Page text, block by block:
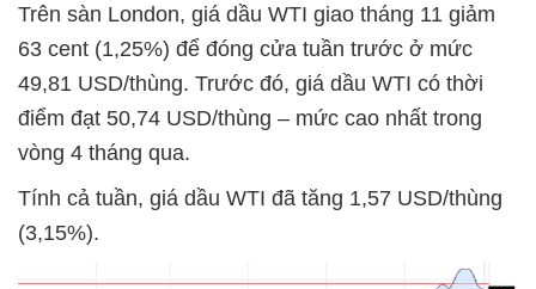
Trên sàn London, giá dầu WTI giao tháng 11 giảm
63 cent (1,25%) để đóng cửa tuần trước ở mức
49,81 USD/thùng. Trước đó, giá dầu WTI có thời
điểm đạt 50,74 USD/thùng – mức cao nhất trong
vòng 4 tháng qua.
Tính cả tuần, giá dầu WTI đã tăng 1,57 USD/thùng
(3,15%).